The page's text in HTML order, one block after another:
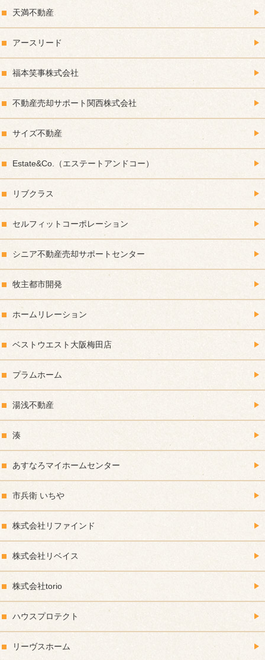
天満不動産
アースリード
福本笑事株式会社
不動産売却サポート関西株式会社
サイズ不動産
Estate&Co.（エステートアンドコー）
リブクラス
セルフィットコーポレーション
シニア不動産売却サポートセンター
牧主都市開発
ホームリレーション
ベストウエスト大阪梅田店
プラムホーム
湯浅不動産
湊
あすなろマイホームセンター
市兵衛 いちや
株式会社リファインド
株式会社リベイス
株式会社torio
ハウスプロテクト
リーヴスホーム